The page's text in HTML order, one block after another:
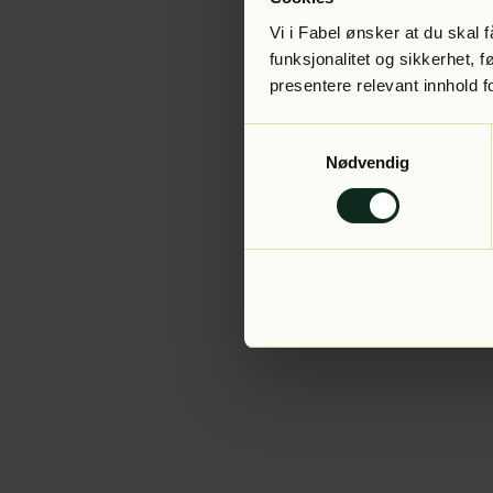
Vi i Fabel ønsker at du skal
funksjonalitet og sikkerhet,
presentere relevant innhold
Nødvendig
Application